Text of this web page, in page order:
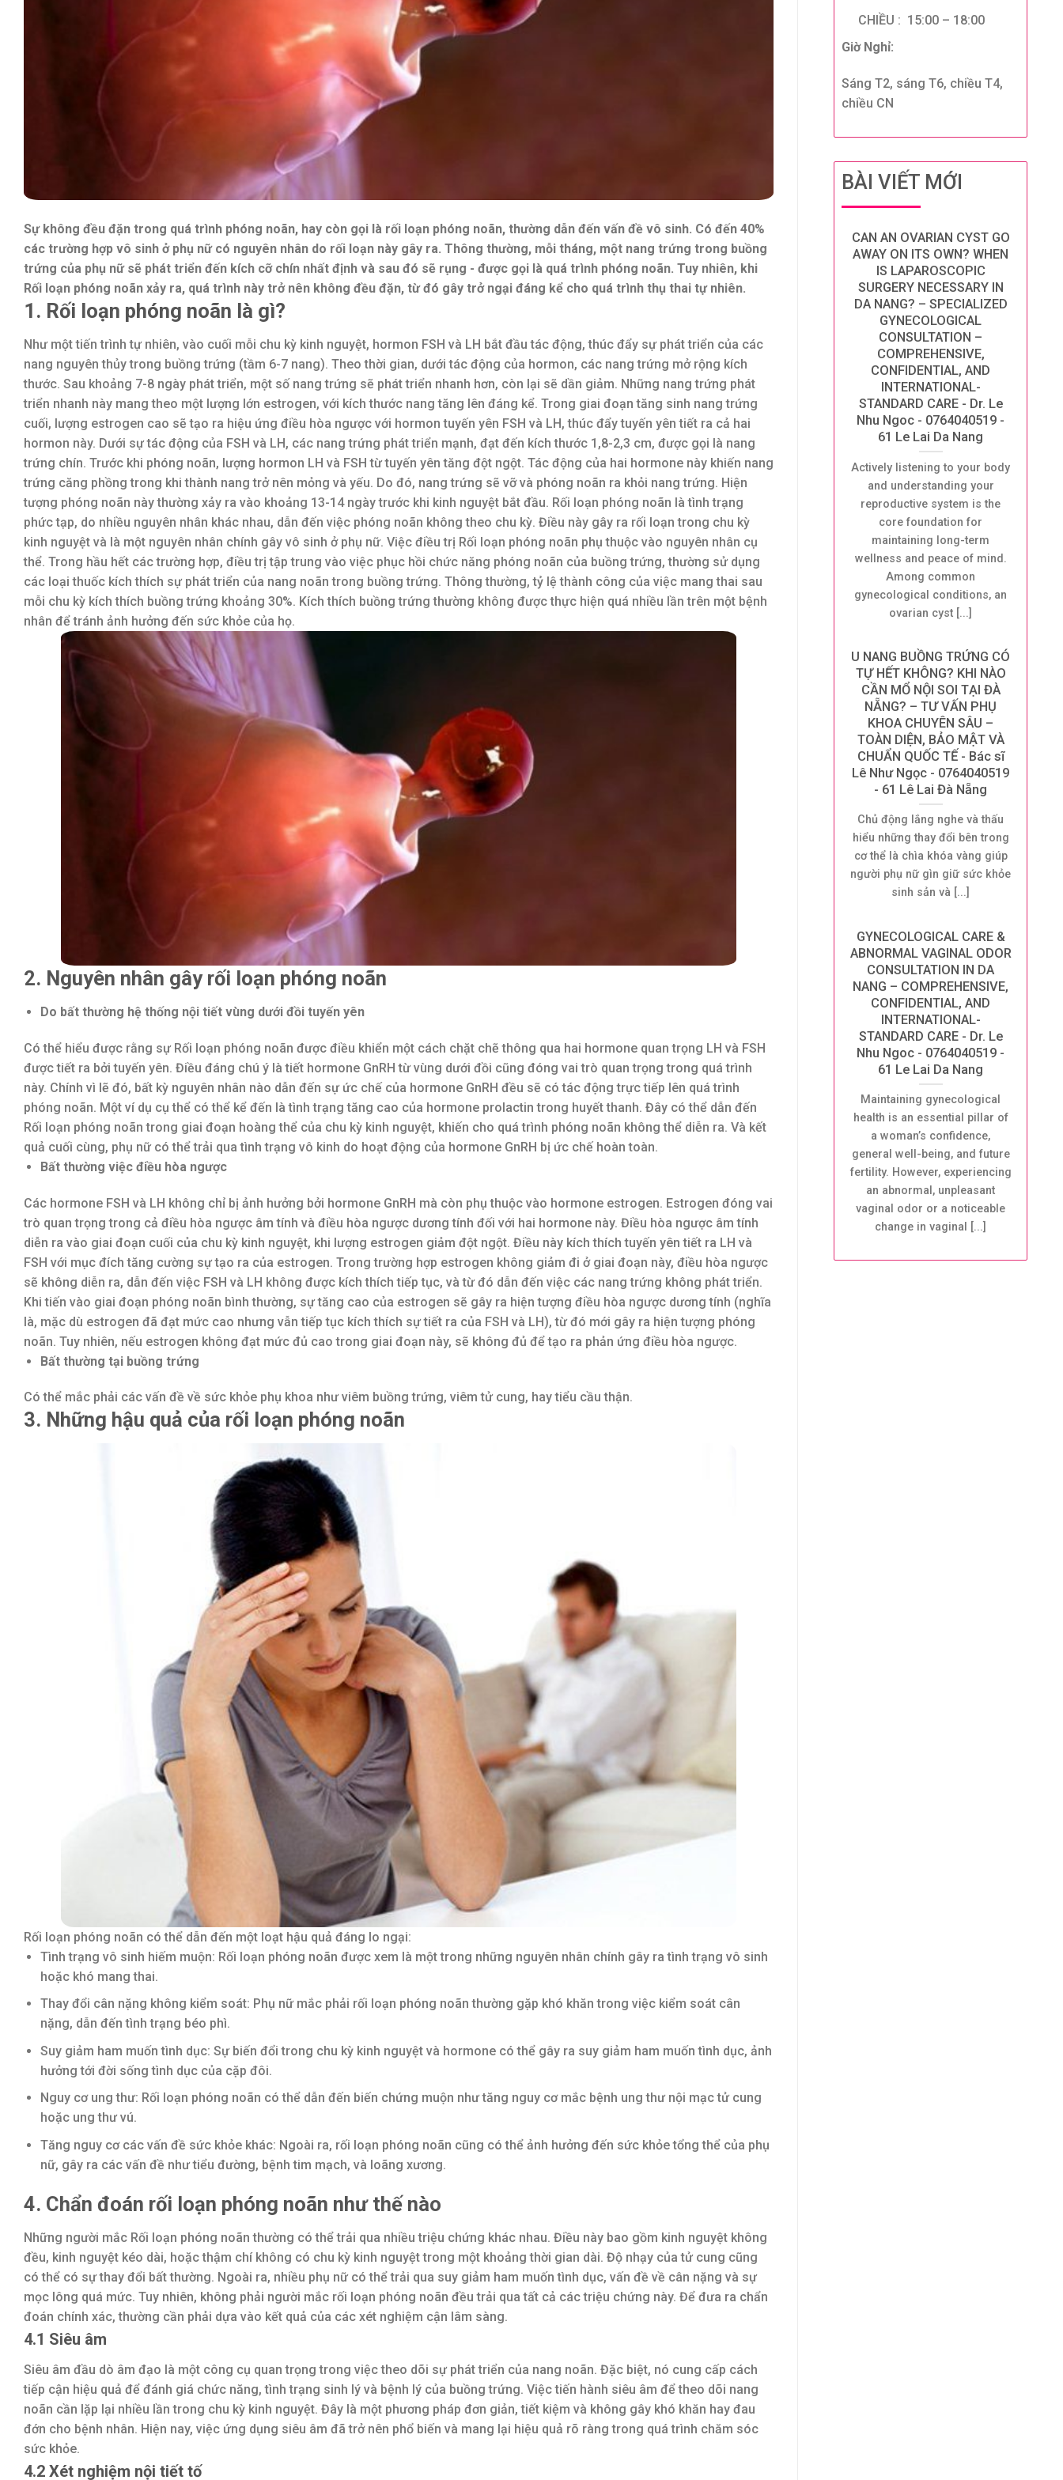
Sự không đều đặn trong quá trình phóng noãn, hay còn gọi là rối loạn phóng noãn, thường dẫn đến vấn đề vô sinh. Có đến 40%
các trường hợp vô sinh ở phụ nữ có nguyên nhân do rối loạn này gây ra. Thông thường, mỗi tháng, một nang trứng trong buồng
trứng của phụ nữ sẽ phát triển đến kích cỡ chín nhất định và sau đó sẽ rụng - được gọi là quá trình phóng noãn. Tuy nhiên, khi
Rối loạn phóng noãn xảy ra, quá trình này trở nên không đều đặn, từ đó gây trở ngại đáng kể cho quá trình thụ thai tự nhiên.
1. Rối loạn phóng noãn là gì?
Như một tiến trình tự nhiên, vào cuối mỗi chu kỳ kinh nguyệt, hormon FSH và LH bắt đầu tác động, thúc đẩy sự phát triển của các
nang nguyên thủy trong buồng trứng (tầm 6-7 nang). Theo thời gian, dưới tác động của hormon, các nang trứng mở rộng kích
thước. Sau khoảng 7-8 ngày phát triển, một số nang trứng sẽ phát triển nhanh hơn, còn lại sẽ dần giảm. Những nang trứng phát
triển nhanh này mang theo một lượng lớn estrogen, với kích thước nang tăng lên đáng kể. Trong giai đoạn tăng sinh nang trứng
cuối, lượng estrogen cao sẽ tạo ra hiệu ứng điều hòa ngược với hormon tuyến yên FSH và LH, thúc đẩy tuyến yên tiết ra cả hai
hormon này. Dưới sự tác động của FSH và LH, các nang trứng phát triển mạnh, đạt đến kích thước 1,8-2,3 cm, được gọi là nang
trứng chín. Trước khi phóng noãn, lượng hormon LH và FSH từ tuyến yên tăng đột ngột. Tác động của hai hormone này khiến nang
trứng căng phồng trong khi thành nang trở nên mỏng và yếu. Do đó, nang trứng sẽ vỡ và phóng noãn ra khỏi nang trứng. Hiện
tượng phóng noãn này thường xảy ra vào khoảng 13-14 ngày trước khi kinh nguyệt bắt đầu. Rối loạn phóng noãn là tình trạng
phức tạp, do nhiều nguyên nhân khác nhau, dẫn đến việc phóng noãn không theo chu kỳ. Điều này gây ra rối loạn trong chu kỳ
kinh nguyệt và là một nguyên nhân chính gây vô sinh ở phụ nữ. Việc điều trị Rối loạn phóng noãn phụ thuộc vào nguyên nhân cụ
thể. Trong hầu hết các trường hợp, điều trị tập trung vào việc phục hồi chức năng phóng noãn của buồng trứng, thường sử dụng
các loại thuốc kích thích sự phát triển của nang noãn trong buồng trứng. Thông thường, tỷ lệ thành công của việc mang thai sau
mỗi chu kỳ kích thích buồng trứng khoảng 30%. Kích thích buồng trứng thường không được thực hiện quá nhiều lần trên một bệnh
nhân để tránh ảnh hưởng đến sức khỏe của họ.
2. Nguyên nhân gây rối loạn phóng noãn
Do bất thường hệ thống nội tiết vùng dưới đồi tuyến yên
Có thể hiểu được rằng sự Rối loạn phóng noãn được điều khiển một cách chặt chẽ thông qua hai hormone quan trọng LH và FSH
được tiết ra bởi tuyến yên. Điều đáng chú ý là tiết hormone GnRH từ vùng dưới đồi cũng đóng vai trò quan trọng trong quá trình
này. Chính vì lẽ đó, bất kỳ nguyên nhân nào dẫn đến sự ức chế của hormone GnRH đều sẽ có tác động trực tiếp lên quá trình
phóng noãn. Một ví dụ cụ thể có thể kể đến là tình trạng tăng cao của hormone prolactin trong huyết thanh. Đây có thể dẫn đến
Rối loạn phóng noãn trong giai đoạn hoàng thể của chu kỳ kinh nguyệt, khiến cho quá trình phóng noãn không thể diễn ra. Và kết
quả cuối cùng, phụ nữ có thể trải qua tình trạng vô kinh do hoạt động của hormone GnRH bị ức chế hoàn toàn.
Bất thường việc điều hòa ngược
Các hormone FSH và LH không chỉ bị ảnh hưởng bởi hormone GnRH mà còn phụ thuộc vào hormone estrogen. Estrogen đóng vai
trò quan trọng trong cả điều hòa ngược âm tính và điều hòa ngược dương tính đối với hai hormone này. Điều hòa ngược âm tính
diễn ra vào giai đoạn cuối của chu kỳ kinh nguyệt, khi lượng estrogen giảm đột ngột. Điều này kích thích tuyến yên tiết ra LH và
FSH với mục đích tăng cường sự tạo ra của estrogen. Trong trường hợp estrogen không giảm đi ở giai đoạn này, điều hòa ngược
sẽ không diễn ra, dẫn đến việc FSH và LH không được kích thích tiếp tục, và từ đó dẫn đến việc các nang trứng không phát triển.
Khi tiến vào giai đoạn phóng noãn bình thường, sự tăng cao của estrogen sẽ gây ra hiện tượng điều hòa ngược dương tính (nghĩa
là, mặc dù estrogen đã đạt mức cao nhưng vẫn tiếp tục kích thích sự tiết ra của FSH và LH), từ đó mới gây ra hiện tượng phóng
noãn. Tuy nhiên, nếu estrogen không đạt mức đủ cao trong giai đoạn này, sẽ không đủ để tạo ra phản ứng điều hòa ngược.
Bất thường tại buồng trứng
Có thể mắc phải các vấn đề về sức khỏe phụ khoa như viêm buồng trứng, viêm tử cung, hay tiểu cầu thận.
3. Những hậu quả của rối loạn phóng noãn
Rối loạn phóng noãn có thể dẫn đến một loạt hậu quả đáng lo ngại:
Tình trạng vô sinh hiếm muộn: Rối loạn phóng noãn được xem là một trong những nguyên nhân chính gây ra tình trạng vô sinh
hoặc khó mang thai.
Thay đổi cân nặng không kiểm soát: Phụ nữ mắc phải rối loạn phóng noãn thường gặp khó khăn trong việc kiểm soát cân
nặng, dẫn đến tình trạng béo phì.
Suy giảm ham muốn tình dục: Sự biến đổi trong chu kỳ kinh nguyệt và hormone có thể gây ra suy giảm ham muốn tình dục, ảnh
hưởng tới đời sống tình dục của cặp đôi.
Nguy cơ ung thư: Rối loạn phóng noãn có thể dẫn đến biến chứng muộn như tăng nguy cơ mắc bệnh ung thư nội mạc tử cung
hoặc ung thư vú.
Tăng nguy cơ các vấn đề sức khỏe khác: Ngoài ra, rối loạn phóng noãn cũng có thể ảnh hưởng đến sức khỏe tổng thể của phụ
nữ, gây ra các vấn đề như tiểu đường, bệnh tim mạch, và loãng xương.
4. Chẩn đoán rối loạn phóng noãn như thế nào
Những người mắc Rối loạn phóng noãn thường có thể trải qua nhiều triệu chứng khác nhau. Điều này bao gồm kinh nguyệt không
đều, kinh nguyệt kéo dài, hoặc thậm chí không có chu kỳ kinh nguyệt trong một khoảng thời gian dài. Độ nhạy của tử cung cũng
có thể có sự thay đổi bất thường. Ngoài ra, nhiều phụ nữ có thể trải qua suy giảm ham muốn tình dục, vấn đề về cân nặng và sự
mọc lông quá mức. Tuy nhiên, không phải người mắc rối loạn phóng noãn đều trải qua tất cả các triệu chứng này. Để đưa ra chẩn
đoán chính xác, thường cần phải dựa vào kết quả của các xét nghiệm cận lâm sàng.
4.1 Siêu âm
Siêu âm đầu dò âm đạo là một công cụ quan trọng trong việc theo dõi sự phát triển của nang noãn. Đặc biệt, nó cung cấp cách
tiếp cận hiệu quả để đánh giá chức năng, tình trạng sinh lý và bệnh lý của buồng trứng. Việc tiến hành siêu âm để theo dõi nang
noãn cần lặp lại nhiều lần trong chu kỳ kinh nguyệt. Đây là một phương pháp đơn giản, tiết kiệm và không gây khó khăn hay đau
đớn cho bệnh nhân. Hiện nay, việc ứng dụng siêu âm đã trở nên phổ biến và mang lại hiệu quả rõ ràng trong quá trình chăm sóc
sức khỏe.
4.2 Xét nghiệm nội tiết tố
CHIỀU : 15:00 – 18:00
Giờ Nghỉ:
Sáng T2, sáng T6, chiều T4,
chiều CN
BÀI VIẾT MỚI
CAN AN OVARIAN CYST GO
AWAY ON ITS OWN? WHEN
IS LAPAROSCOPIC
SURGERY NECESSARY IN
DA NANG? – SPECIALIZED
GYNECOLOGICAL
CONSULTATION –
COMPREHENSIVE,
CONFIDENTIAL, AND
INTERNATIONAL-
STANDARD CARE - Dr. Le
Nhu Ngoc - 0764040519 -
61 Le Lai Da Nang
Actively listening to your body
and understanding your
reproductive system is the
core foundation for
maintaining long-term
wellness and peace of mind.
Among common
gynecological conditions, an
ovarian cyst [...]
U NANG BUỒNG TRỨNG CÓ
TỰ HẾT KHÔNG? KHI NÀO
CẦN MỔ NỘI SOI TẠI ĐÀ
NẴNG? – TƯ VẤN PHỤ
KHOA CHUYÊN SÂU –
TOÀN DIỆN, BẢO MẬT VÀ
CHUẨN QUỐC TẾ - Bác sĩ
Lê Như Ngọc - 0764040519
- 61 Lê Lai Đà Nẵng
Chủ động lắng nghe và thấu
hiểu những thay đổi bên trong
cơ thể là chìa khóa vàng giúp
người phụ nữ gìn giữ sức khỏe
sinh sản và [...]
GYNECOLOGICAL CARE &
ABNORMAL VAGINAL ODOR
CONSULTATION IN DA
NANG – COMPREHENSIVE,
CONFIDENTIAL, AND
INTERNATIONAL-
STANDARD CARE - Dr. Le
Nhu Ngoc - 0764040519 -
61 Le Lai Da Nang
Maintaining gynecological
health is an essential pillar of
a woman’s confidence,
general well-being, and future
fertility. However, experiencing
an abnormal, unpleasant
vaginal odor or a noticeable
change in vaginal [...]